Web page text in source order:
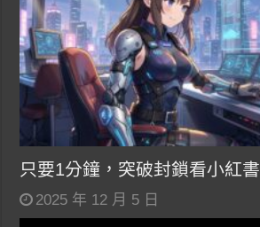
只要1分鐘，突破封鎖看小紅書
2025 年 12 月 5 日